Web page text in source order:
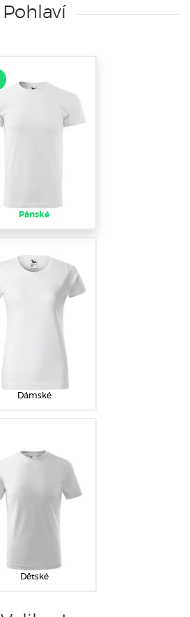
Pohlaví
Pánské
Dámské
Dětské